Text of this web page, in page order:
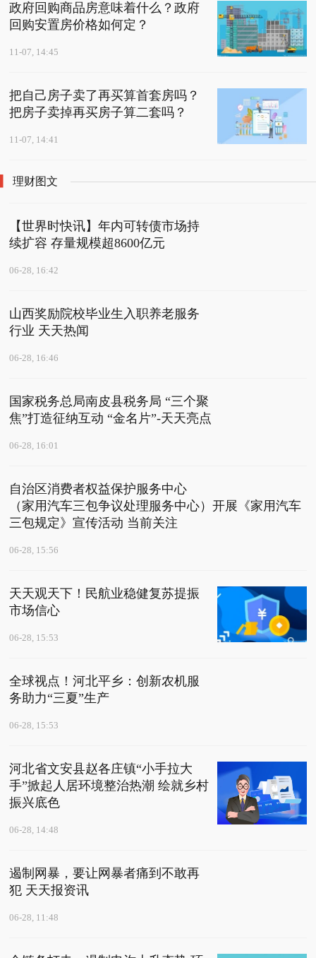
政府回购商品房意味着什么？政府
回购安置房价格如何定？
11-07, 14:45
把自己房子卖了再买算首套房吗？
把房子卖掉再买房子算二套吗？
11-07, 14:41
理财图文
【世界时快讯】年内可转债市场持
续扩容 存量规模超8600亿元
06-28, 16:42
山西奖励院校毕业生入职养老服务
行业 天天热闻
06-28, 16:46
国家税务总局南皮县税务局 “三个聚
焦”打造征纳互动 “金名片”-天天亮点
06-28, 16:01
自治区消费者权益保护服务中心
（家用汽车三包争议处理服务中心）开展《家用汽车
三包规定》宣传活动 当前关注
06-28, 15:56
天天观天下！民航业稳健复苏提振
市场信心
06-28, 15:53
全球视点！河北平乡：创新农机服
务助力“三夏”生产
06-28, 15:53
河北省文安县赵各庄镇“小手拉大
手”掀起人居环境整治热潮 绘就乡村
振兴底色
06-28, 14:48
遏制网暴，要让网暴者痛到不敢再
犯 天天报资讯
06-28, 11:48